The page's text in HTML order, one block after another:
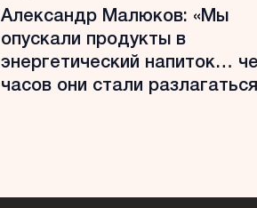
Александр Малюков: «Мы
опускали продукты в
энергетический напиток…
часов они стали